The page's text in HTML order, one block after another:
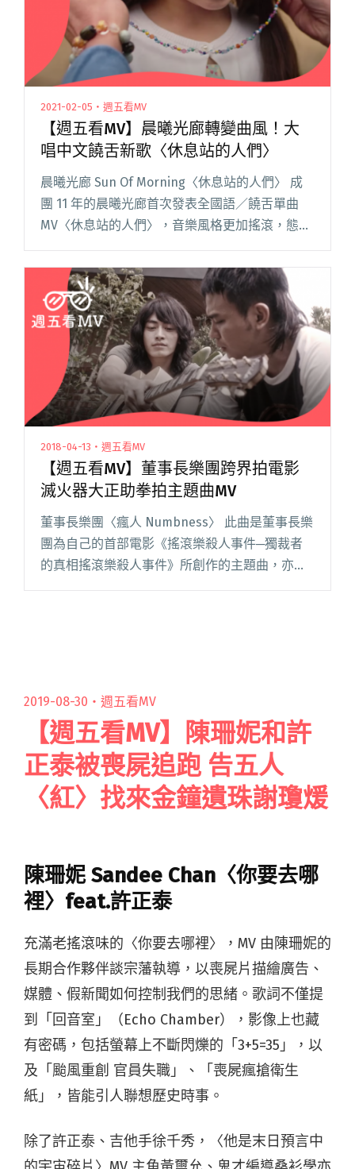
2021-02-05・週五看MV
【週五看MV】晨曦光廊轉變曲風！大
唱中文饒舌新歌〈休息站的人們〉
晨曦光廊 Sun Of Morning〈休息站的人們〉 成
團 11 年的晨曦光廊首次發表全國語／饒舌單曲
MV〈休息站的人們〉，音樂風格更加搖滾，態度
沒有撕下，「人聲是樂器的一種」，而這首歌是
挖掘出閱讀全文 "【週五看MV】晨曦光廊轉變曲
風！大唱中文饒舌新歌〈休息站的人們〉"
2018-04-13・週五看MV
【週五看MV】董事長樂團跨界拍電影
滅火器大正助拳拍主題曲MV
董事長樂團〈瘋人 Numbness〉 此曲是董事長樂
團為自己的首部電影《搖滾樂殺人事件─獨裁者
的真相搖滾樂殺人事件》所創作的主題曲，亦收
錄在其第 12 張專輯《祭》作為主打歌。有別於
2019-08-30・ 週五看MV
【週五看MV】陳珊妮和許
正泰被喪屍追跑 告五人
〈紅〉找來金鐘遺珠謝瓊煖
陳珊妮 Sandee Chan〈你要去哪
裡〉feat.許正泰
充滿老搖滾味的〈你要去哪裡〉，MV 由陳珊妮的
長期合作夥伴談宗藩執導，以喪屍片描繪廣告、
媒體、假新聞如何控制我們的思緒。歌詞不僅提
到「回音室」（Echo Chamber），影像上也藏
有密碼，包括螢幕上不斷閃爍的「3+5=35」，以
及「颱風重創 官員失職」、「喪屍瘋搶衛生
紙」，皆能引人聯想歷史時事。
除了許正泰、吉他手徐千秀，〈他是末日預言中